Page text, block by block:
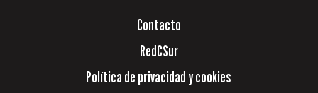
Contacto
RedCSur
Política de privacidad y cookies